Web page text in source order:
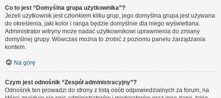
Co to jest “Domyślna grupa użytkownika”?
Jeżeli użytkownik jest członkiem kilku grup, jego domyślna grupa jest używana
do określenia, jaki kolor i ranga będzie domyślnie dla niego wyświetlana.
Administrator witryny może nadać użytkownikowi uprawnienia do zmiany
domyślnej grupy. Wówczas można to zrobić z poziomu panelu zarządzania
kontem.
Na górę
Czym jest odnośnik “Zespół administracyjny”?
Odnośnik ten prowadzi do strony z listą osób odpowiedzialnych za forum, na